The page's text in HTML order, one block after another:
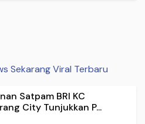
Sekarang Viral Terbaru
Satpam BRI KC
City Tunjukkan P...